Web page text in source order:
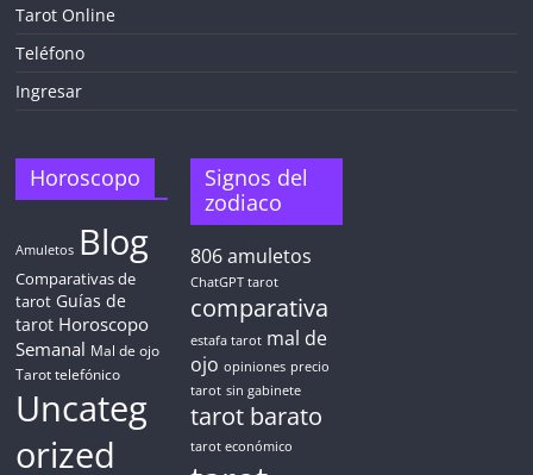
Tarot Online
Teléfono
Ingresar
Horoscopo
Amuletos Blog
Comparativas de
tarot Guías de
tarot Horoscopo
Semanal Mal de ojo
Tarot telefónico
Uncateg
orized
Signos del
zodiaco
806amuletos
ChatGPT tarot
comparativa
estafa tarot mal de
ojo opiniones precio
tarot sin gabinete
tarot barato
tarot económico